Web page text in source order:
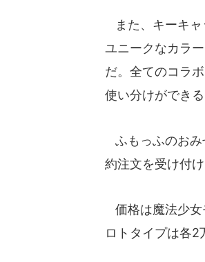
また、キーキャ
ユニークなカラ
だ。全てのコラ
使い分けができる
ふもっふのおみ
約注文を受け付け
価格は魔法少
ロトタイプは各2